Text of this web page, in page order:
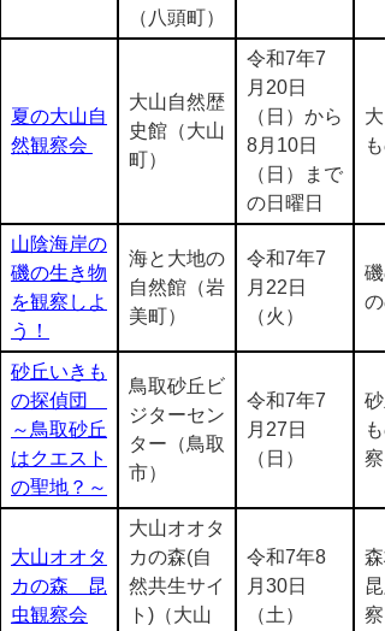
（八頭町）
夏の大山自
然観察会
大山自然歴
史館（大山
町）
令和7年7
月20日
（日）から
8月10日
（日）まで
の日曜日
山陰海岸の
磯の生き物
を観察しよ
う！
海と大地の
自然館（岩
美町）
令和7年7
月22日
（火）
の
砂丘いきも
の探偵団
～鳥取砂丘
はクエスト
の聖地？～
鳥取砂丘ビ
ジターセン
ター（鳥取
市）
令和7年7
月27日
（日）
察
大山オオタ
カの森 昆
虫観察会
大山オオタ
カの森(自
然共生サイ
ト)（大山
令和7年8
月30日
（土）
察